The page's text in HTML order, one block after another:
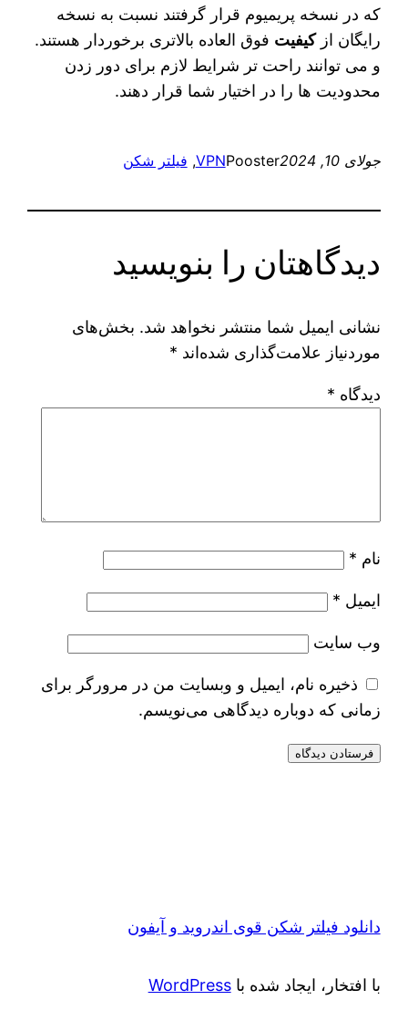
که در نسخه پریمیوم قرار گرفتند نسبت به نسخه
رایگان ازکیفیت فوق العاده بالاتری برخوردار هستند.
و می توانند راحت‌ تر شرایط لازم برای دور زدن
محدودیت‌ ها را در اختیار شما قرار دهند.
جولای 10, 2024 Pooster
VPN
, فیلتر شکن
دیدگاهتان را بنویسید
نشانی ایمیل شما منتشر نخواهد شد. بخش‌های
موردنیاز علامت‌گذاری شده‌اند *
دیدگاه *
نام *
ایمیل *
وب‌ سایت
ذخیره نام، ایمیل و وبسایت من در مرورگر برای
زمانی که دوباره دیدگاهی می‌نویسم.
دانلود فیلتر شکن قوی اندروید و آیفون
با افتخار، ایجاد شده باWordPress